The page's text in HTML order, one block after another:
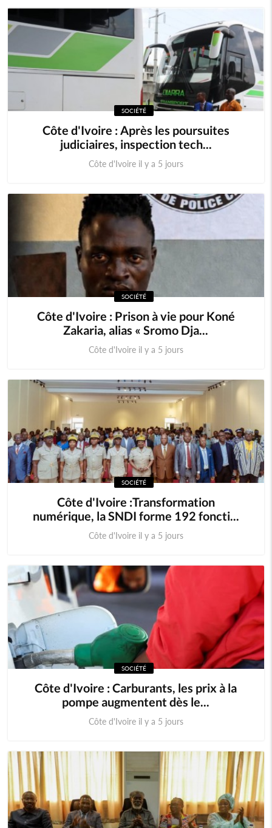
SOCIÉTÉ
Côte d'Ivoire : Après les poursuites
judiciaires, inspection tech...
Côte d'Ivoire il y a 5 jours
SOCIÉTÉ
Côte d'Ivoire : Prison à vie pour Koné
Zakaria, alias « Sromo Dja...
Côte d'Ivoire il y a 5 jours
SOCIÉTÉ
Côte d'Ivoire :Transformation
numérique, la SNDI forme 192 foncti...
Côte d'Ivoire il y a 5 jours
SOCIÉTÉ
Côte d'Ivoire : Carburants, les prix à la
pompe augmentent dès le...
Côte d'Ivoire il y a 5 jours